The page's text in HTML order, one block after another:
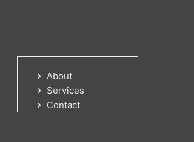
About
Services
Contact